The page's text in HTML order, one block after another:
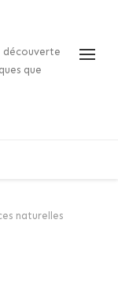
découverte
que
naturelles